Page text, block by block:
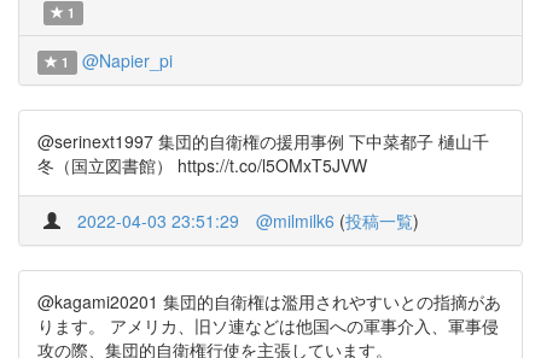
1
1 @Napier_pi
@serinext1997 集団的自衛権の援用事例 下中菜都子 樋山千
冬（国立図書館） https://t.co/l5OMxT5JVW
2022-04-03 23:51:29 @milmilk6 (投稿一覧)
@kagami20201 集団的自衛権は濫用されやすいとの指摘があ
ります。 アメリカ、旧ソ連などは他国への軍事介入、軍事侵
攻の際、集団的自衛権行使を主張しています。